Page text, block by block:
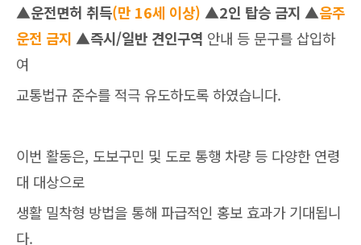
▲운전면허 취득(만 16세 이상) ▲2인 탑승 금지 ▲음주
운전 금지 ▲즉시/일반 견인구역 안내 등 문구를 삽입하
여
교통법규 준수를 적극 유도하도록 하였습니다.
이번 활동은, 도보구민 및 도로 통행 차량 등 다양한 연령
대 대상으로
생활 밀착형 방법을 통해 파급적인 홍보 효과가 기대됩니
다.